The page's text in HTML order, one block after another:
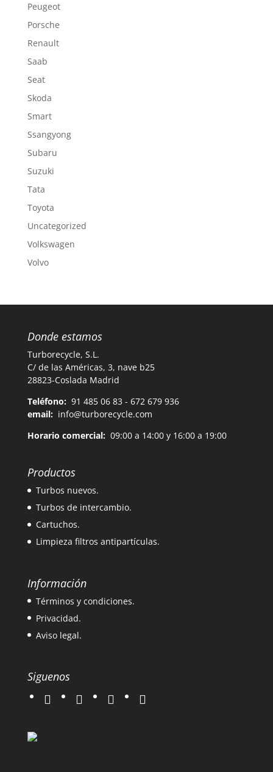
Peugeot
Porsche
Renault
Saab
Seat
Skoda
Smart
Ssangyong
Subaru
Suzuki
Tata
Toyota
Uncategorized
Volkswagen
Volvo
Donde estamos
Turborecycle, S.L.
C/ de las Américas, 3, nave b25
28823-Coslada Madrid
Teléfono: 91 485 06 83 - 672 679 936
email: info@turborecycle.com
Horario comercial:09:00 a 14:00 y 16:00 a 19:00
Productos
Turbos nuevos.
Turbos de intercambio.
Cartuchos.
Limpieza filtros antipartículas.
Información
Términos y condiciones.
Privacidad.
Aviso legal.
Siguenos
twitter instagramfacebook google